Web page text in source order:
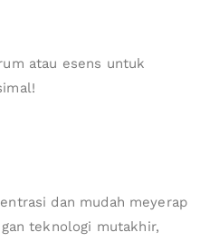
atau esens untuk
dan mudah meyerap
teknologi mutakhir,